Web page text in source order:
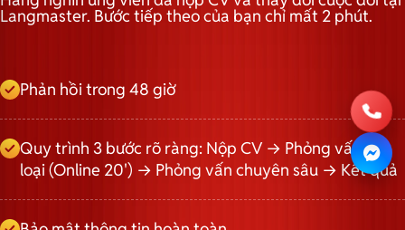
Langmaster. Bước tiếp theo của bạn chỉ mất 2 phút.
Phản hồi trong 48 giờ
Quy trình 3 bước rõ ràng: Nộp CV → Phỏng vấn sơ
loại (Online 20') → Phỏng vấn chuyên sâu → Kết quả